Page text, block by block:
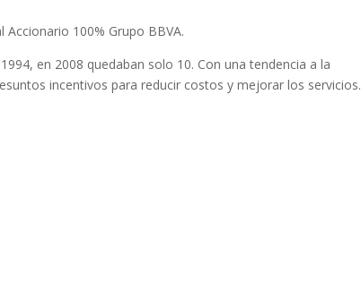
Accionario 100% Grupo BBVA.
en 2008 quedaban solo 10. Con una tendencia a la
incentivos para reducir costos y mejorar los servicios.